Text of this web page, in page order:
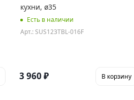
кухни, ø35
Есть в наличии
Арт.: SUS123TBL-016F
3 960 ₽ В корзину